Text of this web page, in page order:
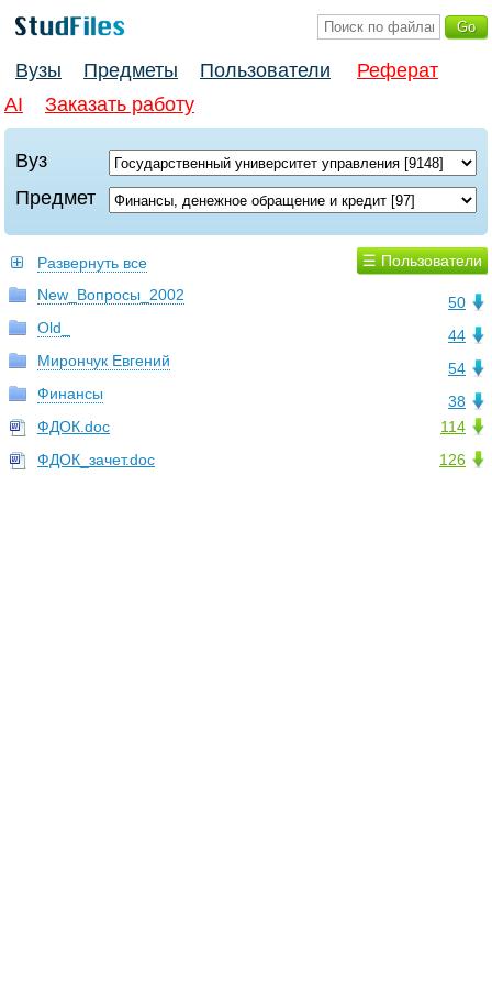
Вузы Предметы Пользователи
Реферат
AI
Заказать работу
Вуз
Предмет
☰ Пользователи
Развернуть все
50
New_Вопросы_2002
44
Old_
54
Мирончук Евгений
38
Финансы
114
ФДОК.doc
126
ФДОК_зачет.doc